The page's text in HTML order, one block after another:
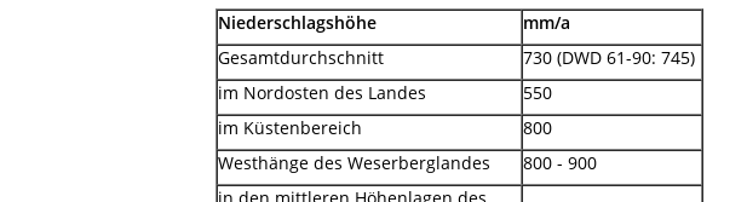
Niederschlagshöhe
mm/a
Gesamtdurchschnitt
730 (DWD 61-90: 745)
im Nordosten des Landes
550
im Küstenbereich
800
Westhänge des Weserberglandes
800 - 900